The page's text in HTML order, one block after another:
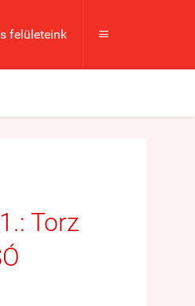
felületeink 
Torz